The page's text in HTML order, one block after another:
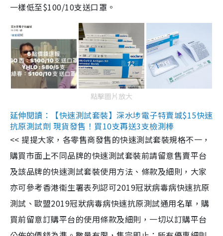
一樣低至$100/10支送口罩。
點擊圖片放大
延伸閱讀：【快速測試套裝】深水埗電子特賣城$15快速
抗原測試劑 現貨發售！買10支再送3支檢測棒
<< 提提大家，各零售商發售的快速測試套裝規格不一，
購買市面上不同品牌的快速測試套裝前請留意售賣平台
及該品牌的快速測試套裝使用方法、條款及細則，大家
亦可參考香港衞生署表列認可2019冠狀病毒病快速抗原
測試、歐盟2019冠狀病毒病快速抗原測試通用名單，購
買前留意訂購平台的使用條款及細則，一切以訂購平台